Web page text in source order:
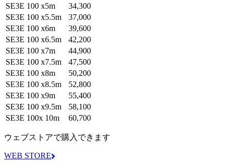
SE3E 100 x5m
34,300
SE3E 100 x5.5m
37,000
SE3E 100 x6m
39,600
SE3E 100 x6.5m
42,200
SE3E 100 x7m
44,900
SE3E 100 x7.5m
47,500
SE3E 100 x8m
50,200
SE3E 100 x8.5m
52,800
SE3E 100 x9m
55,400
SE3E 100 x9.5m
58,100
SE3E 100x 10m
60,700
ウェブストアで購入できます
WEB STORE